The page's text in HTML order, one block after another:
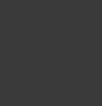
صباح اليوم السابق
بحق فازكيز أيضا
الماضي زيارة